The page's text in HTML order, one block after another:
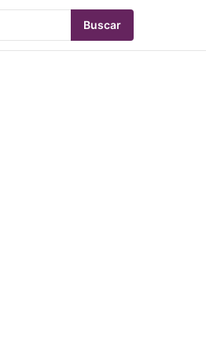
Buscar